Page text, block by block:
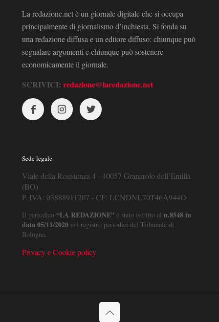
La redazione.net è un giornale digitale che si occupa
principalmente di giornalismo d’inchiesta. Si fonda su
una redazione diffusa e un editore diffuso: chiunque può
segnalare argomenti e chiunque può sostenere
economicamente il giornale.
SCRIVICI: redazione@laredazione.net
Sede legale
Viale della Resistenza 4 - 40057 Granarolo dell’Emilia
(BO)
P. IVA: 03888911207 - CF: LCNDNL70T46A944O
Il periodico “LA REDAZIONE” è stato iscritto al n.8548 in
data 05/11/2020 nel registro periodici del Tribunale di
Bologna.
Privacy e Cookie policy